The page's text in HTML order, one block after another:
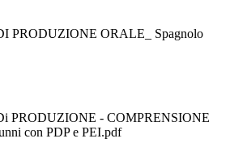
PRODUZIONE ORALE_ Spagnolo
PRODUZIONE - COMPRENSIONE
con PDP e PEI.pdf